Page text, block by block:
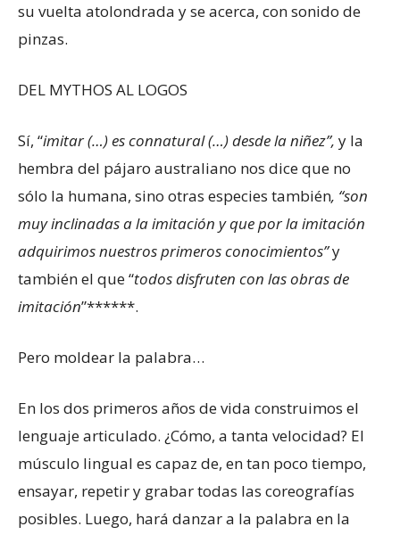
su vuelta atolondrada y se acerca, con sonido de
pinzas.
DEL MYTHOS AL LOGOS
Sí, “imitar (…) es connatural (…) desde la niñez”, y la
hembra del pájaro australiano nos dice que no
sólo la humana, sino otras especies también, “son
muy inclinadas a la imitación y que por la imitación
adquirimos nuestros primeros conocimientos”y
también el que “todos disfruten con las obras de
imitación”******.
Pero moldear la palabra…
En los dos primeros años de vida construimos el
lenguaje articulado. ¿Cómo, a tanta velocidad? El
músculo lingual es capaz de, en tan poco tiempo,
ensayar, repetir y grabar todas las coreografías
posibles. Luego, hará danzar a la palabra en la